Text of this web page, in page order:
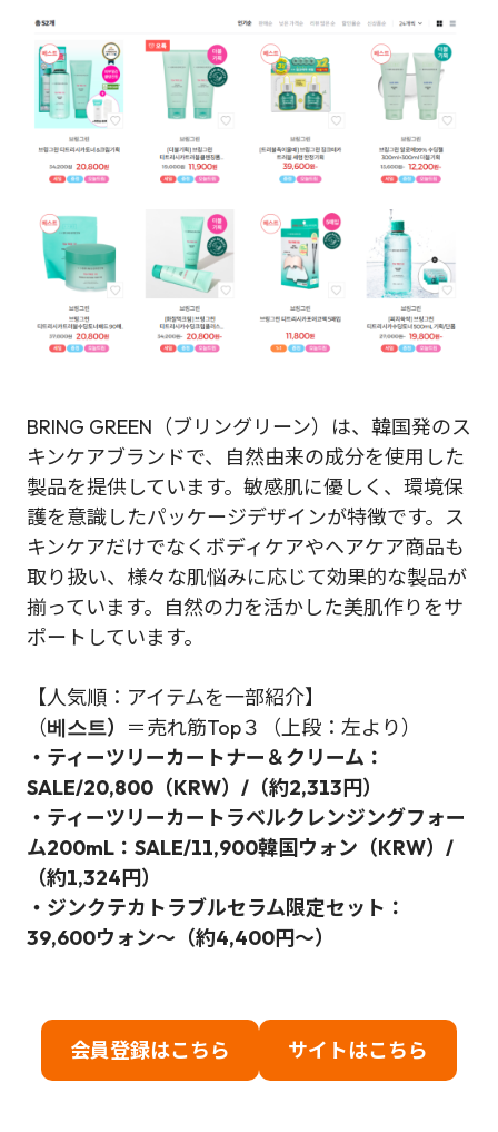
BRING GREEN（ブリングリーン）は、韓国発のス
キンケアブランドで、自然由来の成分を使用した
製品を提供しています。敏感肌に優しく、環境保
護を意識したパッケージデザインが特徴です。ス
キンケアだけでなくボディケアやヘアケア商品も
取り扱い、様々な肌悩みに応じて効果的な製品が
揃っています。自然の力を活かした美肌作りをサ
ポートしています。
【人気順：アイテムを一部紹介】
（베스트） ＝売れ筋Top３（上段：左より）
・ティーツリーカートナー＆クリーム：
SALE/20,800（KRW）/（約2,313円）
・ティーツリーカートラベルクレンジングフォー
ム200mL：SALE/11,900韓国ウォン（KRW）/
（約1,324円）
・ジンクテカトラブルセラム限定セット：
39,600ウォン～（約4,400円～）
会員登録はこちら サイトはこちら